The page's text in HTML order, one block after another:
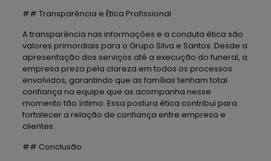
## Transparência e Ética Profissional
A transparência nas informações e a conduta ética são
valores primordiais para o Grupo Silva e Santos. Desde a
apresentação dos serviços até a execução do funeral, a
empresa preza pela clareza em todos os processos
envolvidos, garantindo que as famílias tenham total
confiança na equipe que as acompanha nesse
momento tão íntimo. Essa postura ética contribui para
fortalecer a relação de confiança entre empresa e
clientes.
## Conclusão